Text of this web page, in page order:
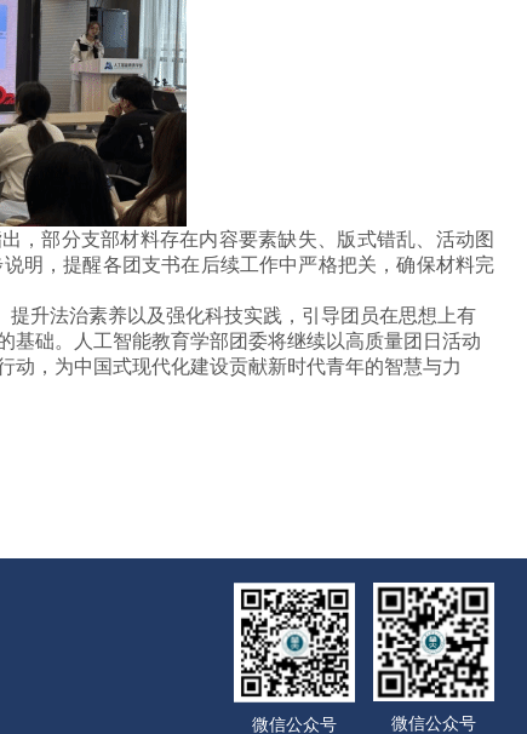
，部分支部材料存在内容要素缺失、版式错乱 、活动图
明，提醒各团支书在后续工作中严格把关 ，确保材料完
升法治素养以及强化科技实践，引导团员在思想上有
基础。人工智能教育学部团委将继续以高质量团日活动
动 ， 为中国式现代化建设贡献新时代青年的智慧与力
微信公众号
微信公众号